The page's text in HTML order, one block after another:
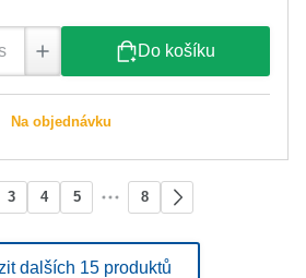
Do košíku
Na objednávku
3 4 5 8
dalších 15 produktů